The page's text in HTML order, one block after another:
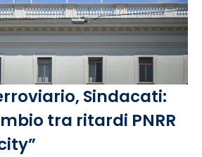
Sindacati:
tra ritardi PNRR